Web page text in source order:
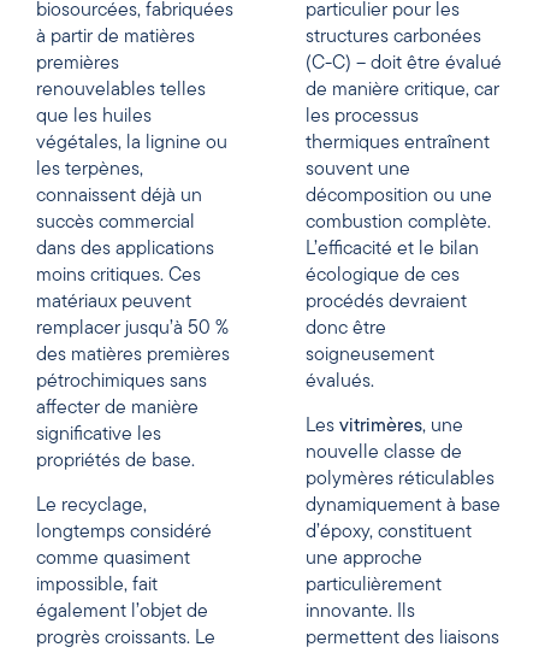
biosourcées, fabriquées
à partir de matières
premières
renouvelables telles
que les huiles
végétales, la lignine ou
les terpènes,
connaissent déjà un
succès commercial
dans des applications
moins critiques. Ces
matériaux peuvent
remplacer jusqu’à 50 %
des matières premières
pétrochimiques sans
affecter de manière
significative les
propriétés de base.
Le recyclage,
longtemps considéré
comme quasiment
impossible, fait
également l’objet de
progrès croissants. Le
particulier pour les
structures carbonées
(C-C) – doit être évalué
de manière critique, car
les processus
thermiques entraînent
souvent une
décomposition ou une
combustion complète.
L’efficacité et le bilan
écologique de ces
procédés devraient
donc être
soigneusement
évalués.
Les vitrimères, une
nouvelle classe de
polymères réticulables
dynamiquement à base
d’époxy, constituent
une approche
particulièrement
innovante. Ils
permettent des liaisons